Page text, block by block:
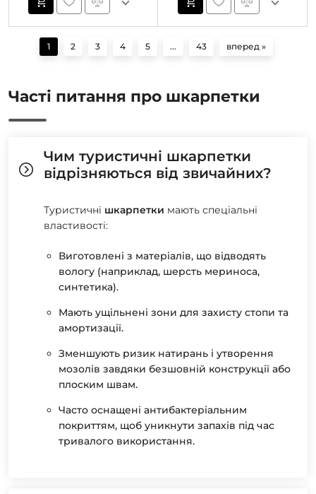
1 2 3 4 5 ... 43 вперед »
Часті питання про шкарпетки
Чим туристичні шкарпетки
відрізняються від звичайних?
Туристичні шкарпетки мають спеціальні
властивості:
Виготовлені з матеріалів, що відводять
вологу (наприклад, шерсть мериноса,
синтетика).
Мають ущільнені зони для захисту стопи та
амортизації.
Зменшують ризик натирань і утворення
мозолів завдяки безшовній конструкції або
плоским швам.
Часто оснащені антибактеріальним
покриттям, щоб уникнути запахів під час
тривалого використання.